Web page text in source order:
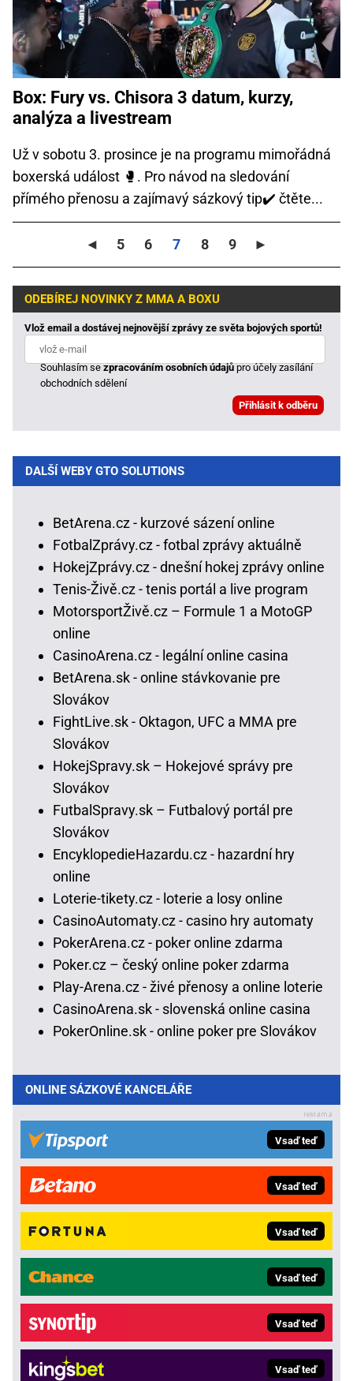
Box: Fury vs. Chisora 3 datum, kurzy,
analýza a livestream
Už v sobotu 3. prosince je na programu mimořádná
boxerská událost 🥊️. Pro návod na sledování
přímého přenosu a zajímavý sázkový tip✔️ čtěte...
◄ 5 6 7 8 9 ►
ODEBÍREJ NOVINKY Z MMA A BOXU
Vlož email a dostávej nejnovější zprávy ze světa bojových sportů!
Souhlasím sezpracováním osobních údajůpro účely zasílání
obchodních sdělení
DALŠÍ WEBY GTO SOLUTIONS
BetArena.cz - kurzové sázení online
FotbalZprávy.cz - fotbal zprávy aktuálně
HokejZprávy.cz - dnešní hokej zprávy online
Tenis-Živě.cz - tenis portál a live program
MotorsportŽivě.cz – Formule 1 a MotoGP
online
CasinoArena.cz - legální online casina
BetArena.sk - online stávkovanie pre
Slovákov
FightLive.sk - Oktagon, UFC a MMA pre
Slovákov
HokejSpravy.sk – Hokejové správy pre
Slovákov
FutbalSpravy.sk – Futbalový portál pre
Slovákov
EncyklopedieHazardu.cz - hazardní hry
online
Loterie-tikety.cz - loterie a losy online
CasinoAutomaty.cz - casino hry automaty
PokerArena.cz - poker online zdarma
Poker.cz – český online poker zdarma
Play-Arena.cz - živé přenosy a online loterie
CasinoArena.sk - slovenská online casina
PokerOnline.sk - online poker pre Slovákov
ONLINE SÁZKOVÉ KANCELÁŘE
Vsaď teď
Vsaď teď
Vsaď teď
Vsaď teď
Vsaď teď
Vsaď teď